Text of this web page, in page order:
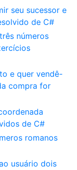
seu sucessor e
de C#
números
e quer vendê-
compra for
de C#
romanos
usuário dois